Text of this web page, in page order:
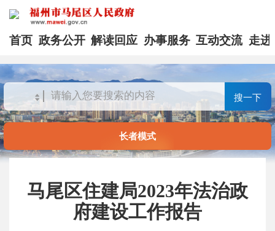
首页 政务公开 解读回应 办事服务 互动交流 走进
搜一下
长者模式
马尾区住建局2023年法治政
府建设工作报告